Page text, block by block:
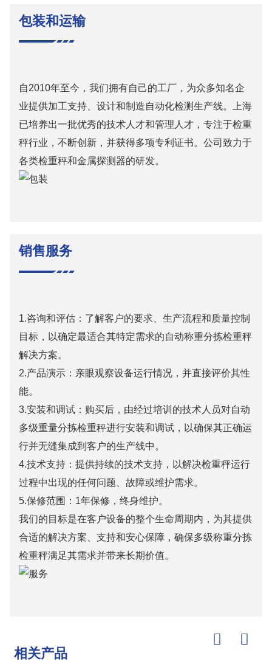
包装和运输
自2010年至今，我们拥有自己的工厂，为众多知名企
业提供加工支持、设计和制造自动化检测生产线。上海
已培养出一批优秀的技术人才和管理人才，专注于检重
秤行业，不断创新，并获得多项专利证书。公司致力于
各类检重秤和金属探测器的研发。
销售服务
1.咨询和评估：了解客户的要求、生产流程和质量控制
目标，以确定最适合其特定需求的自动称重分拣检重秤
解决方案。
2.产品演示：亲眼观察设备运行情况，并直接评价其性
能。
3.安装和调试：购买后，由经过培训的技术人员对自动
多级重量分拣检重秤进行安装和调试，以确保其正确运
行并无缝集成到客户的生产线中。
4.技术支持：提供持续的技术支持，以解决检重秤运行
过程中出现的任何问题、故障或维护需求。
5.保修范围：1年保修，终身维护。
我们的目标是在客户设备的整个生命周期内，为其提供
合适的解决方案、支持和安心保障，确保多级称重分拣
检重秤满足其需求并带来长期价值。
相关产品